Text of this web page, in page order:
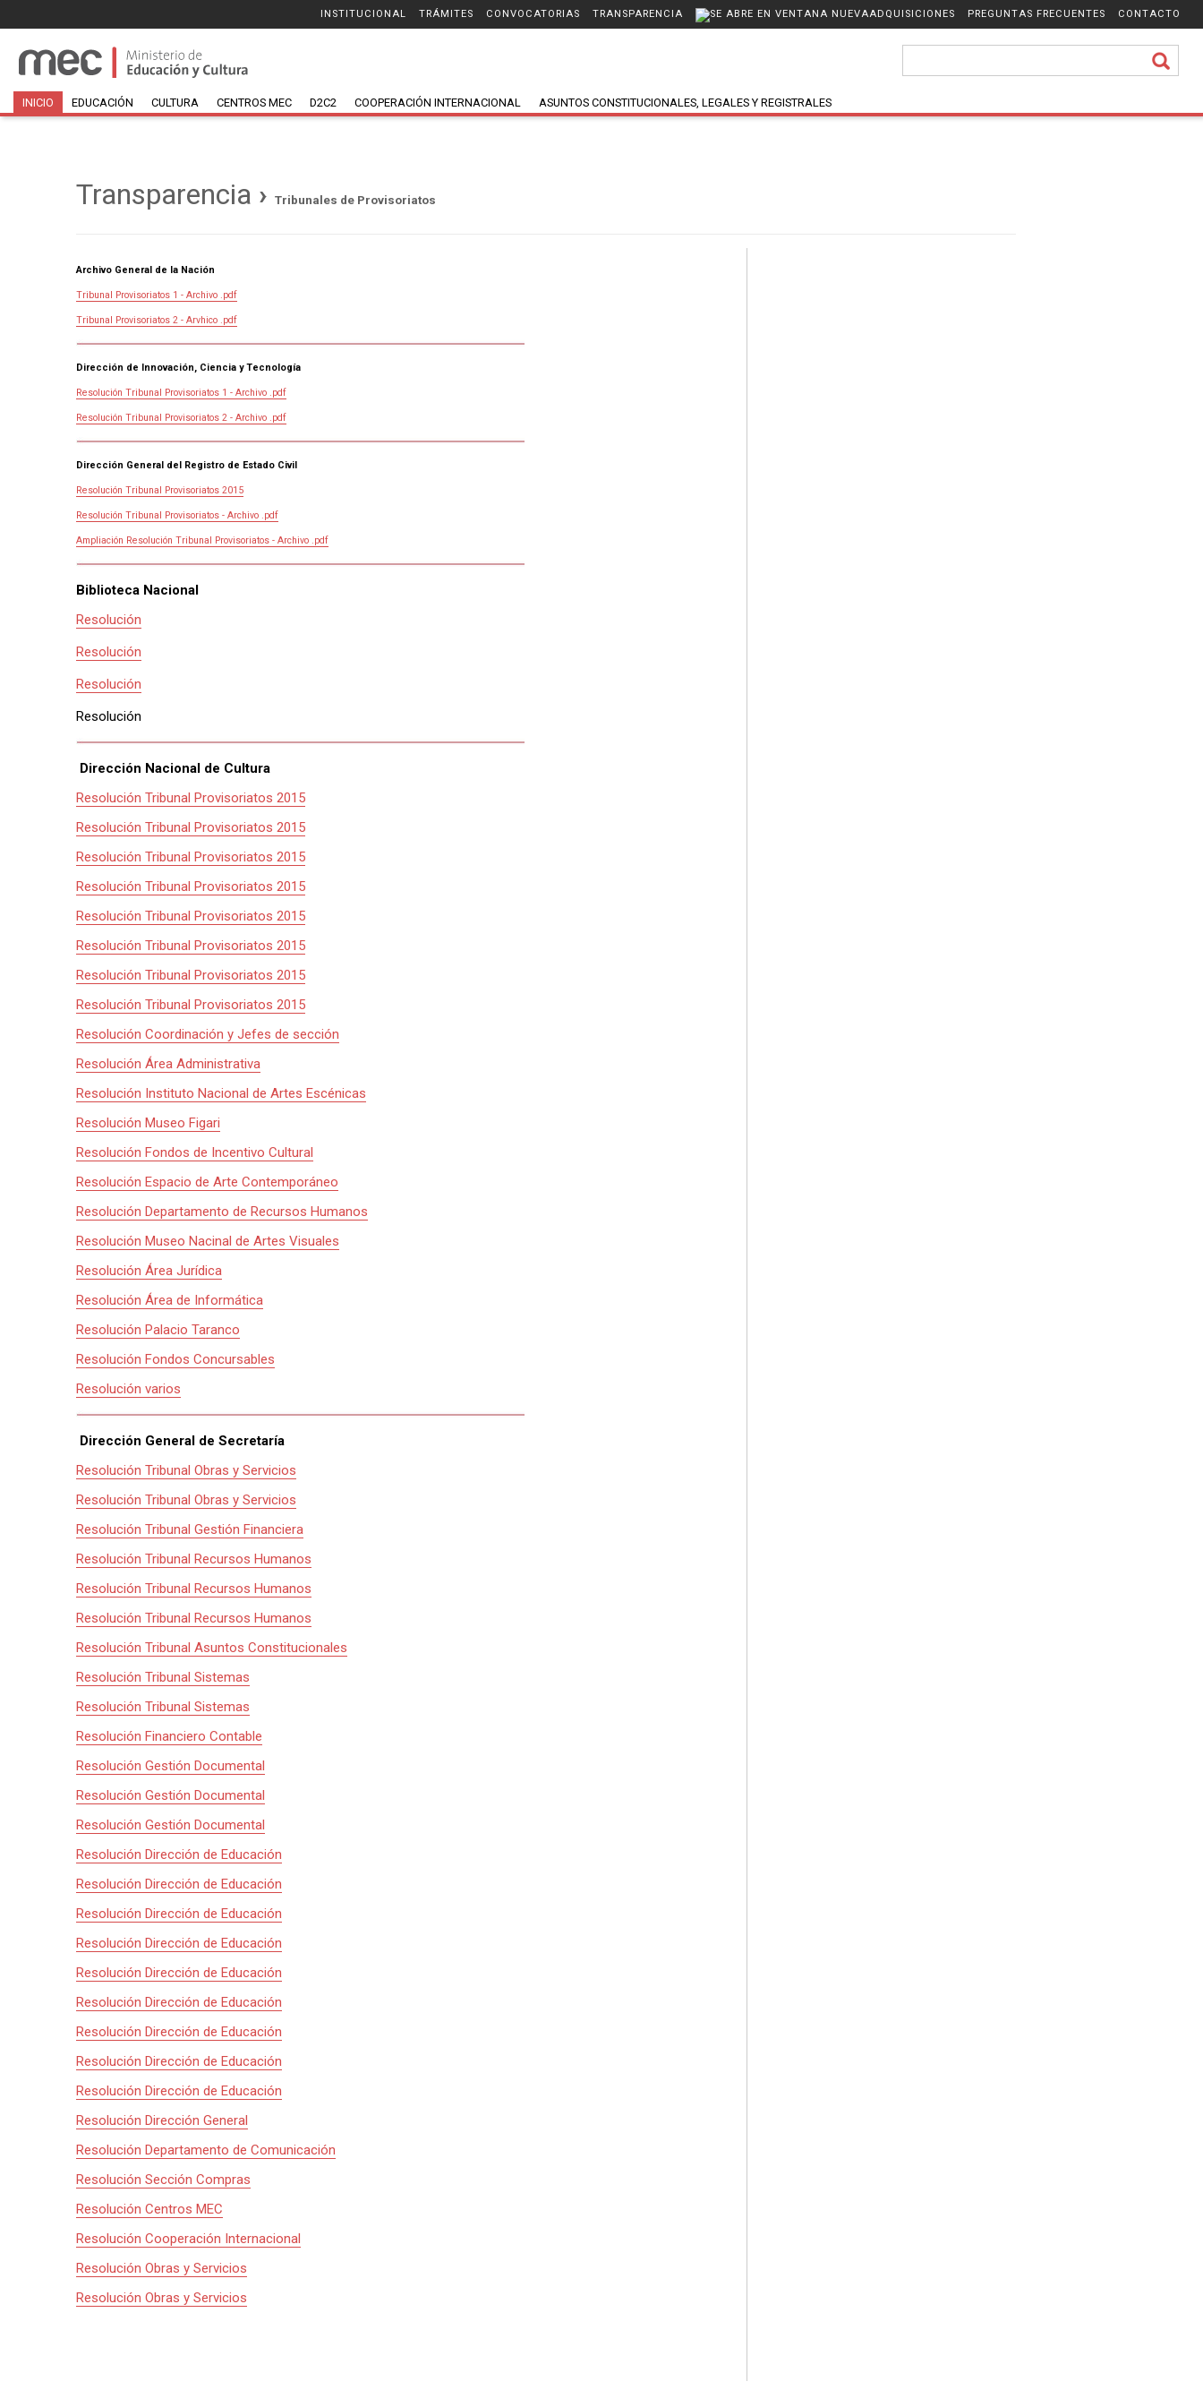
INSTITUCIONAL TRÁMITES CONVOCATORIAS TRANSPARENCIA ADQUISICIONES PREGUNTAS FRECUENTES CONTACTO
INICIO EDUCACIÓN CULTURA CENTROS MEC D2C2 COOPERACIÓN INTERNACIONAL ASUNTOS CONSTITUCIONALES, LEGALES Y REGISTRALES
Transparencia › Tribunales de Provisoriatos
Archivo General de la Nación
Tribunal Provisoriatos 1 - Archivo .pdf
Tribunal Provisoriatos 2 - Arvhico .pdf
Dirección de Innovación, Ciencia y Tecnología
Resolución Tribunal Provisoriatos 1 - Archivo .pdf
Resolución Tribunal Provisoriatos 2 - Archivo .pdf
Dirección General del Registro de Estado Civil
Resolución Tribunal Provisoriatos 2015
Resolución Tribunal Provisoriatos - Archivo .pdf
Ampliación Resolución Tribunal Provisoriatos - Archivo .pdf
Biblioteca Nacional
Resolución
Resolución
Resolución
Resolución
Dirección Nacional de Cultura
Resolución Tribunal Provisoriatos 2015
Resolución Tribunal Provisoriatos 2015
Resolución Tribunal Provisoriatos 2015
Resolución Tribunal Provisoriatos 2015
Resolución Tribunal Provisoriatos 2015
Resolución Tribunal Provisoriatos 2015
Resolución Tribunal Provisoriatos 2015
Resolución Tribunal Provisoriatos 2015
Resolución Coordinación y Jefes de sección
Resolución Área Administrativa
Resolución Instituto Nacional de Artes Escénicas
Resolución Museo Figari
Resolución Fondos de Incentivo Cultural
Resolución Espacio de Arte Contemporáneo
Resolución Departamento de Recursos Humanos
Resolución Museo Nacinal de Artes Visuales
Resolución Área Jurídica
Resolución Área de Informática
Resolución Palacio Taranco
Resolución Fondos Concursables
Resolución varios
Dirección General de Secretaría
Resolución Tribunal Obras y Servicios
Resolución Tribunal Obras y Servicios
Resolución Tribunal Gestión Financiera
Resolución Tribunal Recursos Humanos
Resolución Tribunal Recursos Humanos
Resolución Tribunal Recursos Humanos
Resolución Tribunal Asuntos Constitucionales
Resolución Tribunal Sistemas
Resolución Tribunal Sistemas
Resolución Financiero Contable
Resolución Gestión Documental
Resolución Gestión Documental
Resolución Gestión Documental
Resolución Dirección de Educación
Resolución Dirección de Educación
Resolución Dirección de Educación
Resolución Dirección de Educación
Resolución Dirección de Educación
Resolución Dirección de Educación
Resolución Dirección de Educación
Resolución Dirección de Educación
Resolución Dirección de Educación
Resolución Dirección General
Resolución Departamento de Comunicación
Resolución Sección Compras
Resolución Centros MEC
Resolución Cooperación Internacional
Resolución Obras y Servicios
Resolución Obras y Servicios